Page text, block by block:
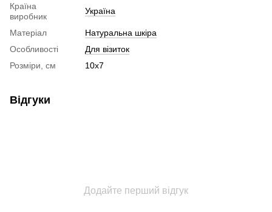
Країна
виробник
Україна
Матеріал
Натуральна шкіра
Особливості
Для візиток
Розміри, см
10х7
Відгуки
Додайте перший відгук